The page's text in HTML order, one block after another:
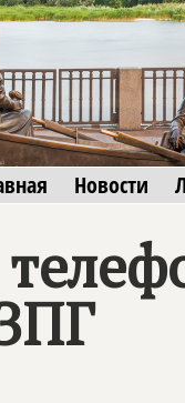
Новости